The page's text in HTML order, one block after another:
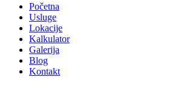
Početna
Usluge
Lokacije
Kalkulator
Galerija
Blog
Kontakt